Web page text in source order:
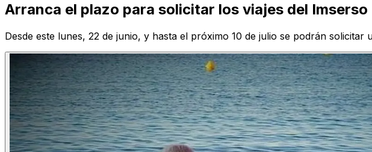
Arranca el plazo para solicitar los viajes del Imserso
Desde este lunes, 22 de junio, y hasta el próximo 10 de julio se podrán